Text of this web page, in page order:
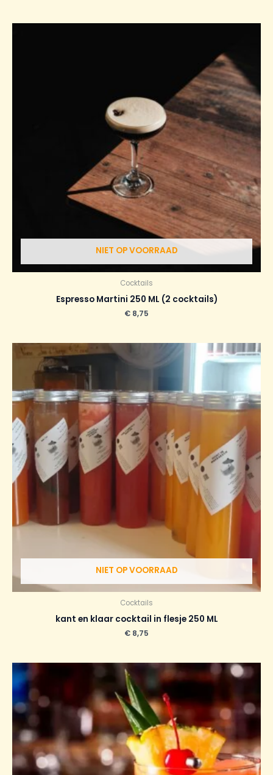
NIET OP VOORRAAD
Cocktails
Espresso Martini 250 ML (2 cocktails)
€ 8,75
NIET OP VOORRAAD
Cocktails
kant en klaar cocktail in flesje 250 ML
€ 8,75